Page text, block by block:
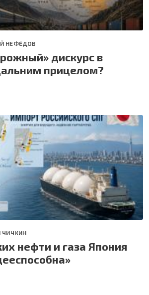
НЕФЁДОВ
дискурс в
прицелом?
ЧИЧКИН
нефти и газа Япония